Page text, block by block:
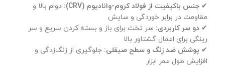
✔ جنس باکیفیت از فولاد کروم-وانادیوم (CRV):
دوام بالا و
مقاومت در برابر خوردگی و سایش
✔ دو سر کاربردی: سر تخت برای باز و بسته کردن سریع و سر
رینگی برای اعمال گشتاور بالا
✔ پوشش ضد زنگ و سطح صیقلی: جلوگیری از زنگ‌زدگی و
افزایش طول عمر ابزار